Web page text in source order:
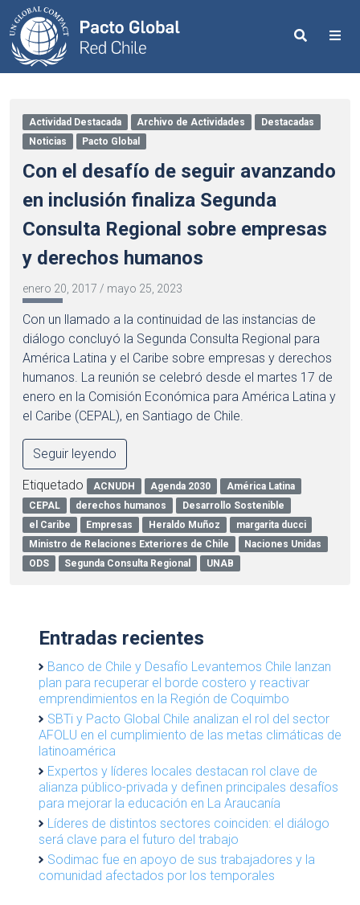
Search
Actividad Destacada Archivo de Actividades
Destacadas
Noticias
Pacto Global
Con el desafío de seguir avanzando
en inclusión finaliza Segunda
Consulta Regional sobre empresas
y derechos humanos
enero 20, 2017 / mayo 25, 2023
Con un llamado a la continuidad de las instancias de
diálogo concluyó la Segunda Consulta Regional para
América Latina y el Caribe sobre empresas y derechos
humanos. La reunión se celebró desde el martes 17 de
enero en la Comisión Económica para América Latina y
el Caribe (CEPAL), en Santiago de Chile.
Seguir leyendo
Etiquetado ACNUDH Agenda 2030
América Latina
CEPAL
derechos humanos
Desarrollo Sostenible
el Caribe
Empresas Heraldo Muñoz
margarita ducci
Ministro de Relaciones Exteriores de Chile
Naciones Unidas
ODS
Segunda Consulta Regional UNAB
Entradas recientes
Banco de Chile y Desafío Levantemos Chile lanzan
plan para recuperar el borde costero y reactivar
emprendimientos en la Región de Coquimbo
SBTi y Pacto Global Chile analizan el rol del sector
AFOLU en el cumplimiento de las metas climáticas de
latinoamérica
Expertos y líderes locales destacan rol clave de
alianza público-privada y definen principales desafíos
para mejorar la educación en La Araucanía
Líderes de distintos sectores coinciden: el diálogo
será clave para el futuro del trabajo
Sodimac fue en apoyo de sus trabajadores y la
comunidad afectados por los temporales